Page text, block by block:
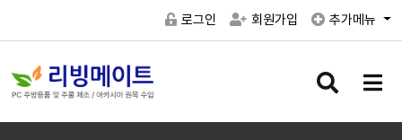
로그인 회원가입 추가메뉴
검
버
메
버